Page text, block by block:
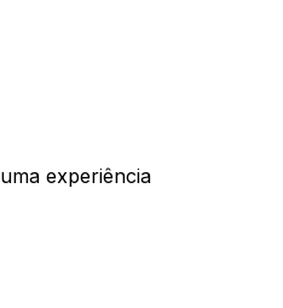
uma experiência